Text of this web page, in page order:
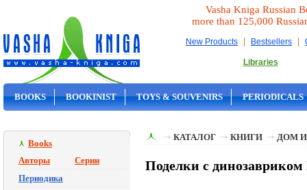
Vasha Kniga Russian
more than 125,000
New Products | Bestsellers |
Libraries
BOOKS BOOKINIST TOYS & SOUVENIRS PERIODICALS
Books
Авторы
Серии
Периодика
КАТАЛОГ КНИГИ ДОМ
Поделки с